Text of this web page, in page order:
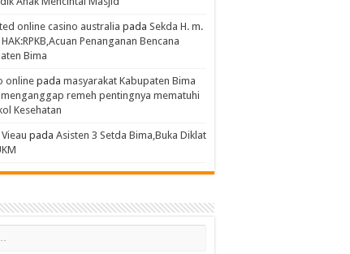
online casino australia pada Sekda H. m.
Penanganan Bencana
Bima
online pada masyarakat Kabupaten Bima
remeh pentingnya mematuhi
Kesehatan
pada Asisten 3 Setda Bima,Buka Diklat